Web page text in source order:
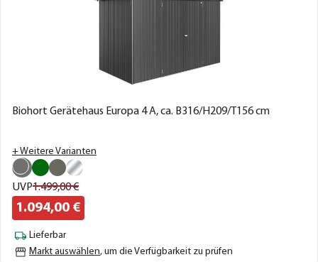
Biohort Gerätehaus Europa 4 A, ca. B316/H209/T156 cm
+ Weitere Varianten
UVP1.499,00€
1.094,00 €
Lieferbar
Markt auswählen, um die Verfügbarkeit zu prüfen